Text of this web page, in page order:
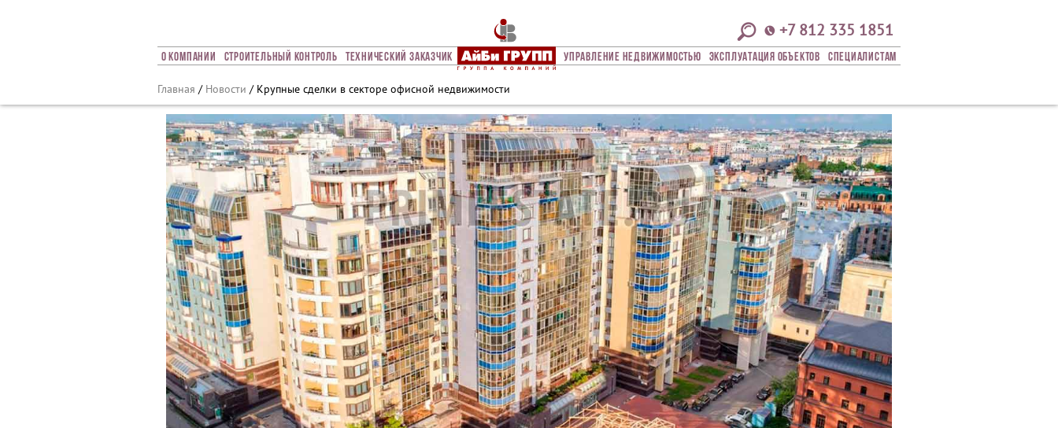
+7 812 335 1851
О Компании Строительный Контроль Технический Заказчик Управление Недвижимостью Эксплуатация Объектов СПЕЦИАЛИСТАМ
Главная / Новости / Крупные сделки в секторе офисной недвижимости